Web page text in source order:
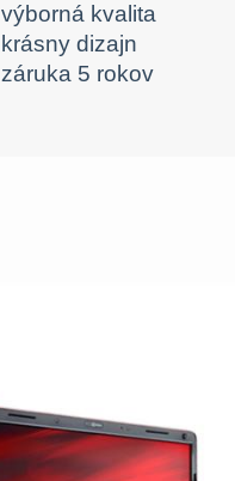
výborná kvalita
krásny dizajn
záruka 5 rokov